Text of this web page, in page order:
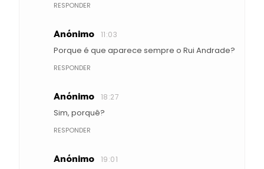
RESPONDER
Anónimo 11:03
Porque é que aparece sempre o Rui Andrade?
RESPONDER
Anónimo 18:27
Sim, porquê?
RESPONDER
Anónimo 19:01